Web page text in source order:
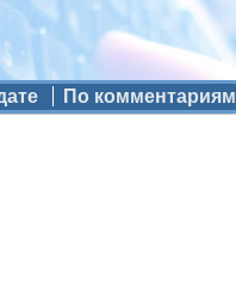
По комментариям